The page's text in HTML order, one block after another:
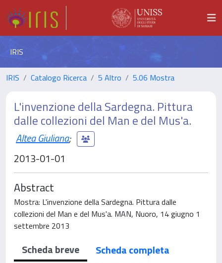
IRIS
IRIS Catalogo Ricerca 5 Altro 5.06 Mostra
L'invenzione della Sardegna. Pittura
dalle collezioni del Man e del Mus'a.
Altea Giuliana;
2013-01-01
Abstract
Mostra: L'invenzione della Sardegna. Pittura dalle
collezioni del Man e del Mus'a. MAN, Nuoro, 14 giugno 1
settembre 2013
Scheda breve
Scheda completa